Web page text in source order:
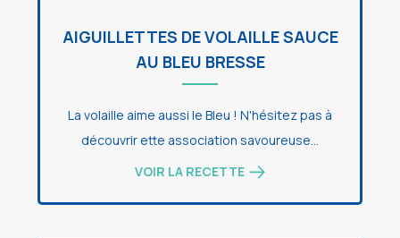
AIGUILLETTES DE VOLAILLE SAUCE
AU BLEU BRESSE
La volaille aime aussi le Bleu ! N'hésitez pas à
découvrir ette association savoureuse...
VOIR LA RECETTE